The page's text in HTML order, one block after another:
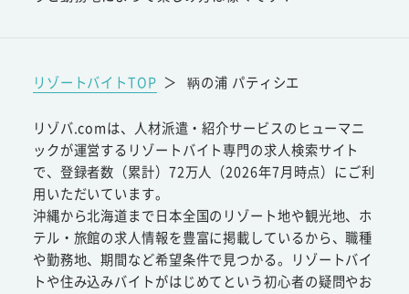
リゾートバイトTOP ＞ 鞆の浦 パティシエ
リゾバ.comは、人材派遣・紹介サービスのヒューマニ
ックが運営するリゾートバイト専門の求人検索サイト
で、登録者数（累計）72万人（2026年7月時点）にご利
用いただいています。
沖縄から北海道まで日本全国のリゾート地や観光地、ホ
テル・旅館の求人情報を豊富に掲載しているから、職種
や勤務地、期間など希望条件で見つかる。リゾートバイ
トや住み込みバイトがはじめてという初心者の疑問やお